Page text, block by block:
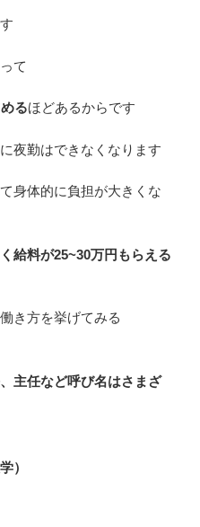
て
るほどあるからです
夜勤はできなくなります
身体的に負担が大きくな
給料が25~30万円もらえる
き方を挙げてみる
主任など呼び名はさまざ
）